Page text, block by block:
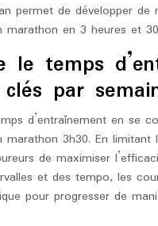
permet de développer de
marathon en 3 heures et
le temps
clés par
d’entraînement en se
marathon 3h30. En
de maximiser
et des tempo, les
pour progresser de